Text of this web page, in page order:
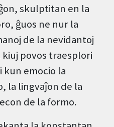
skulptitan en la
ĝuos ne nur la
de la nevidantoj
povos traesplori
emocio la
la lingvaĵon de la
de la formo.